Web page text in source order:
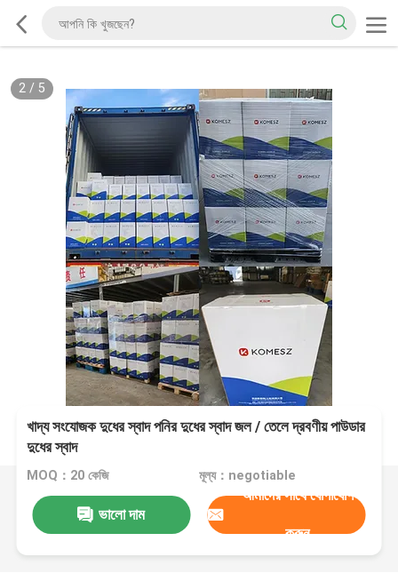
2/ 5
খাদ্য সংযোজক দুধের স্বাদ পনির দুধের স্বাদ জল / তেলে দ্রবণীয় পাউডার
দুধের স্বাদ
MOQ：20 কেজি মূল্য：negotiable
ভালো দাম
আমাদের সাথে যোগাযোগ
করুন